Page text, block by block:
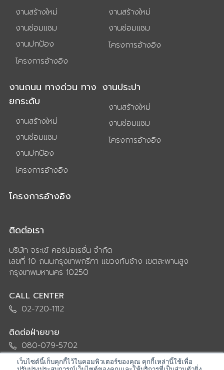
เว็บไซต์นี้เก็บคุกกี้ไว้ในคอมพิวเตอร์ของคุณ คุกกี้เหล่านี้ใช้เพื่อ
งานสร้างใหม่
งานซ่อมแซม
งานปกป้อง
โครงการอ้างอิง
งานสร้างใหม่
งานซ่อมแซม
โครงการอ้างอิง
งานถนน ทางด่วน ทาง
ยกระดับ
งานสร้างใหม่
งานซ่อมแซม
งานปกป้อง
โครงการอ้างอิง
งานประปา
งานสร้างใหม่
งานซ่อมแซม
โครงการอ้างอิง
โครงการอ้างอิง
ติดต่อเรา
บริษัท จระเข้ คอร์ปอเรชั่น จำกัด
เลขที่ 10 ถนนกรุงเทพกรีฑา แขวงทับช้าง เขตสะพานสูง
กรุงเทพมหานคร 10250
CALL CENTER
02-720-1112
ติดต่อฝ่ายขาย
080-079-5702